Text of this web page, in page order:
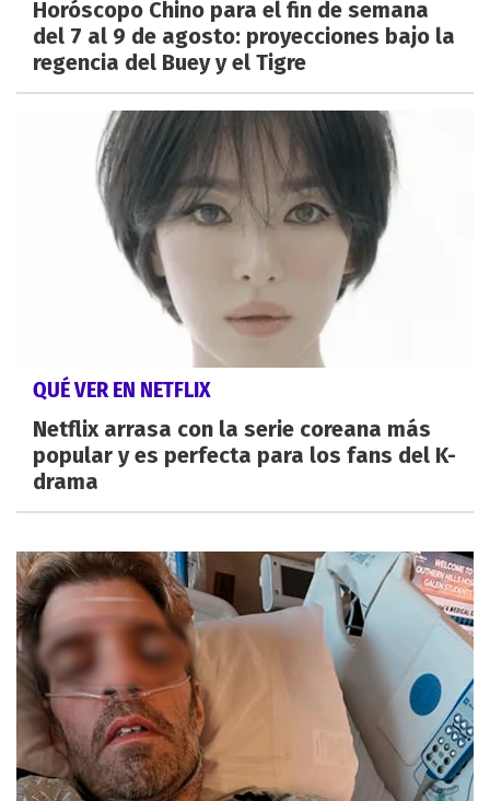
Horóscopo Chino para el fin de semana
del 7 al 9 de agosto: proyecciones bajo la
regencia del Buey y el Tigre
QUÉ VER EN NETFLIX
Netflix arrasa con la serie coreana más
popular y es perfecta para los fans del K-
drama